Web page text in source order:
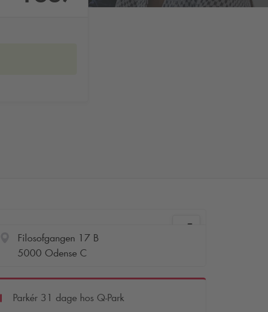
Filosofgangen 17 B
5000 Odense C
Parkér 31 dage hos Q-Park